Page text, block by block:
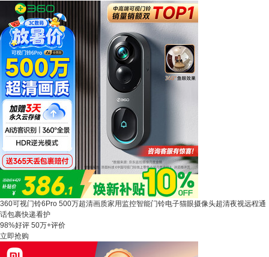
360可视门铃6Pro 500万超清画质家用监控智能门铃电子猫眼摄像头超清夜视远程通
话包裹快递看护
98%好评 50万+评价
立即抢购